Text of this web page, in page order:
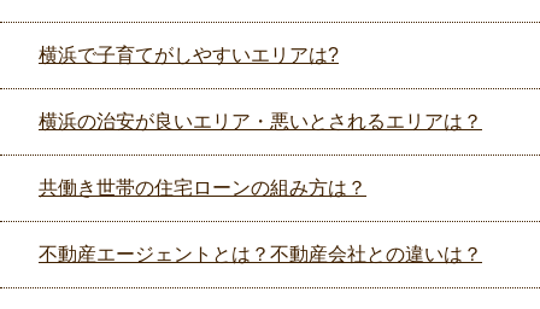
横浜で子育てがしやすいエリアは?
横浜の治安が良いエリア・悪いとされるエリアは？
共働き世帯の住宅ローンの組み方は？
不動産エージェントとは？不動産会社との違いは？